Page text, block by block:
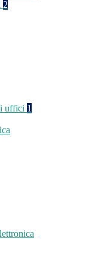
2
uffici 1